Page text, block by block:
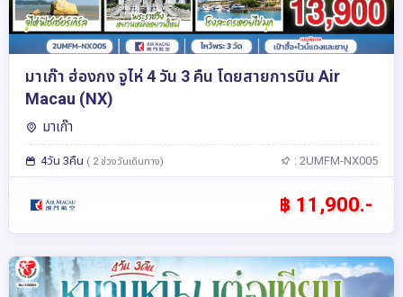
มาเก๊า ฮ่องกง จูไห่ 4 วัน 3 คืน โดยสายการบิน Air
Macau (NX)
มาเก๊า
4วัน 3คืน ( 2 ช่วงวันเดินทาง) : 2UMFM-NX005
฿ 11,900.-